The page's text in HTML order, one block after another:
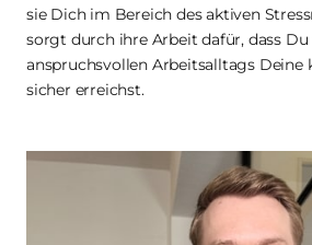
sie Dich im Bereich des aktiven
sorgt durch ihre Arbeit dafür, dass
anspruchsvollen Arbeitsalltags Deine
sicher erreichst.